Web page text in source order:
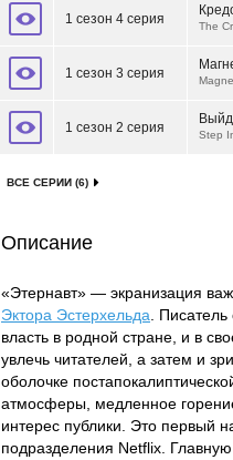
1 сезон 4 серия The
1 сезон 3 серия
1 сезон 2 серия Step
ВСЕ СЕРИИ (6)
Описание
«Этернавт» — экранизация
Эктора Эстерхельда .
власть в родной стране, и в
увлечь читателей, а затем и
оболочке
атмосферы, медленное
интерес публики. Это первый
подразделения Netflix.